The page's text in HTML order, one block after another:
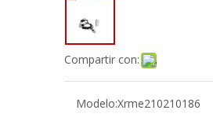
Compartir con:
Modelo:Xrme210210186